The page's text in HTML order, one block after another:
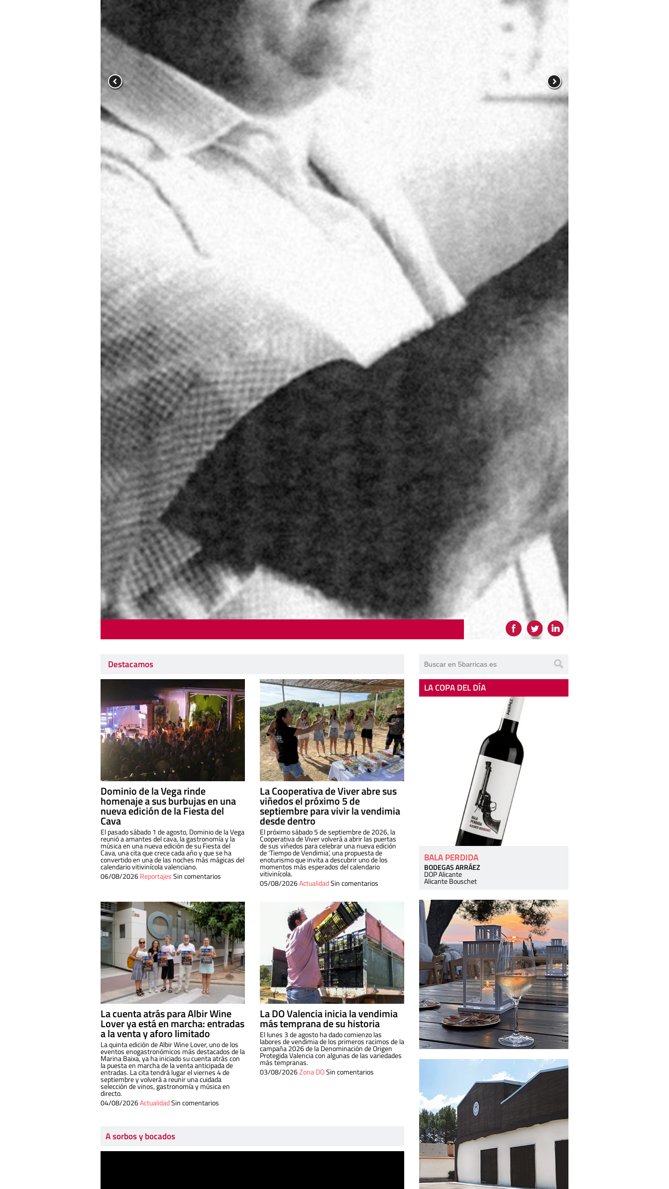
Destacamos
Dominio de la Vega rinde
homenaje a sus burbujas en una
nueva edición de la Fiesta del
Cava
El pasado sábado 1 de agosto, Dominio de la Vega
reunió a amantes del cava, la gastronomía y la
música en una nueva edición de su Fiesta del
Cava, una cita que crece cada año y que se ha
convertido en una de las noches más mágicas del
calendario vitivinícola valenciano.
06/08/2026ReportajesSin comentarios
La Cooperativa de Viver abre sus
viñedos el próximo 5 de
septiembre para vivir la vendimia
desde dentro
El próximo sábado 5 de septiembre de 2026, la
Cooperativa de Viver volverá a abrir las puertas
de sus viñedos para celebrar una nueva edición
de ‘Tiempo de Vendimia’, una propuesta de
enoturismo que invita a descubrir uno de los
momentos más esperados del calendario
vitivinícola.
05/08/2026ActualidadSin comentarios
La cuenta atrás para Albir Wine
Lover ya está en marcha: entradas
a la venta y aforo limitado
La quinta edición de Albir Wine Lover, uno de los
eventos enogastronómicos más destacados de la
Marina Baixa, ya ha iniciado su cuenta atrás con
la puesta en marcha de la venta anticipada de
entradas. La cita tendrá lugar el viernes 4 de
septiembre y volverá a reunir una cuidada
selección de vinos, gastronomía y música en
directo.
04/08/2026ActualidadSin comentarios
La DO Valencia inicia la vendimia
más temprana de su historia
El lunes 3 de agosto ha dado comienzo las
labores de vendimia de los primeros racimos de la
campaña 2026 de la Denominación de Origen
Protegida Valencia con algunas de las variedades
más tempranas.
03/08/2026Zona DOSin comentarios
A sorbos y bocados
LA COPA DEL DÍA
BALA PERDIDA
BODEGAS ARRÁEZ
DOP Alicante
Alicante Bouschet